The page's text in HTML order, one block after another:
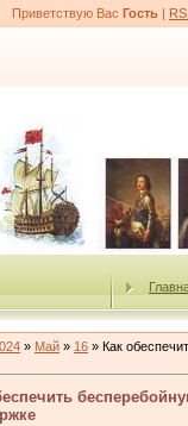
Приветствую Вас Гость |
» Май » 16 » Как